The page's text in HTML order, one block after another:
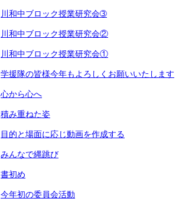
川和中ブロック授業研究会➂
川和中ブロック授業研究会②
川和中ブロック授業研究会①
学援隊の皆様今年もよろしくお願いいたします
心から心へ
積み重ねた姿
目的と場面に応じ動画を作成する
みんなで縄跳び
書初め
今年初の委員会活動